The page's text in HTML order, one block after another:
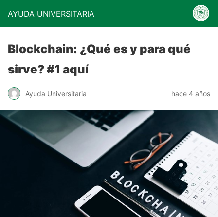
AYUDA UNIVERSITARIA
Blockchain: ¿Qué es y para qué
sirve? #1 aquí
Ayuda Universitaria hace 4 años